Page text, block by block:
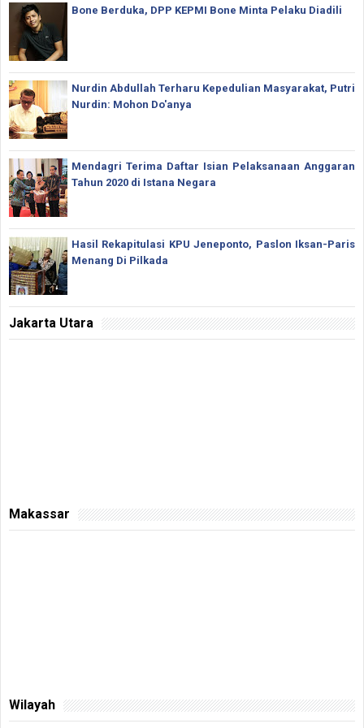
Bone Berduka, DPP KEPMI Bone Minta Pelaku Diadili
Nurdin Abdullah Terharu Kepedulian Masyarakat, Putri
Nurdin: Mohon Do'anya
Mendagri Terima Daftar Isian Pelaksanaan Anggaran
Tahun 2020 di Istana Negara
Hasil Rekapitulasi KPU Jeneponto, Paslon Iksan-Paris
Menang Di Pilkada
Jakarta Utara
Makassar
Wilayah